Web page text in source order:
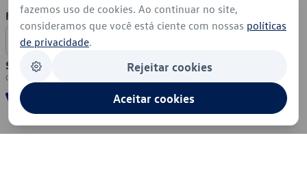
Formas de Pagamento
Segurança
fazemos uso de cookies. Ao continuar no site,
consideramos que você está ciente com nossas políticas
de privacidade.
Rejeitar cookies
Aceitar cookies